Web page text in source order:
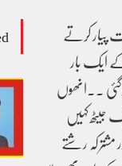
پیار کرتے
ایک بار
۔۔انھوں
جیٹھ کہیں
رشتے